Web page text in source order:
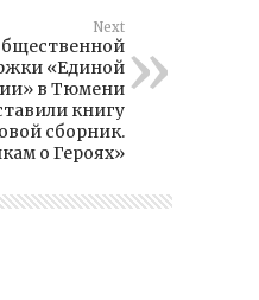
Next
«Единой
в Тюмени
книгу
сборник.
о Героях»